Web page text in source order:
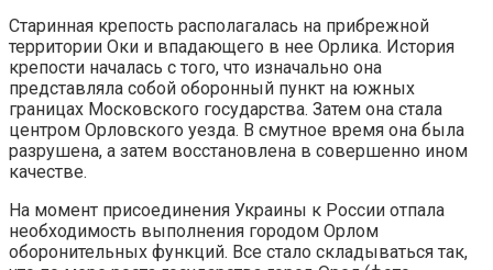
Старинная крепость располагалась на прибрежной
территории Оки и впадающего в нее Орлика. История
крепости началась с того, что изначально она
представляла собой оборонный пункт на южных
границах Московского государства. Затем она стала
центром Орловского уезда. В смутное время она была
разрушена, а затем восстановлена в совершенно ином
качестве.
На момент присоединения Украины к России отпала
необходимость выполнения городом Орлом
оборонительных функций. Все стало складываться так,